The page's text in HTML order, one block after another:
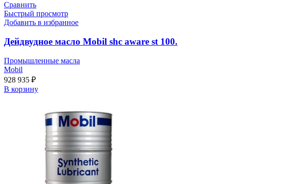
Сравнить
Быстрый просмотр
Добавить в избранное
Дейдвудное масло Mobil shc aware st 100.
Промышленные масла
Mobil
928 935 ₽
В корзину